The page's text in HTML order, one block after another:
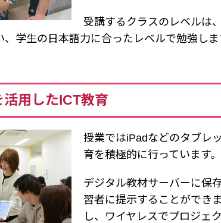
受講するクラスのレベルは
学生の日本語力に合ったレベルで勉強しま
用したICT教育
授業ではiPadなどのタブレ
育を積極的に行っています。
デジタル教材サーバーに保
習者に提示することができ
し、ワイヤレスでプロジェ